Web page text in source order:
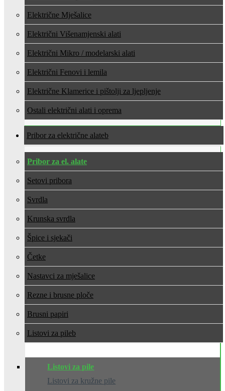
Električne Mješalice
Električni Višenamjenski alati
Električni Mikro / modelarski alati
Električni Fenovi i lemila
Električne Klamerice i pištolji za ljepljenje
Ostali električni alati i oprema
Pribor za električne alate
Pribor za el. alate
Setovi pribora
Svrdla
Krunska svrdla
Špice i sjekači
Četke
Nastavci za mješalice
Rezne i brusne ploče
Brusni papiri
Listovi za pile
Listovi za pile
Listovi za kružne pile